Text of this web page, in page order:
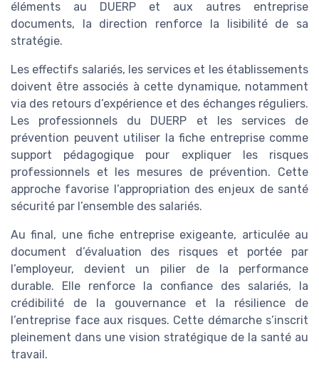
éléments au DUERP et aux autres entreprise
documents, la direction renforce la lisibilité de sa
stratégie.
Les effectifs salariés, les services et les établissements
doivent être associés à cette dynamique, notamment
via des retours d’expérience et des échanges réguliers.
Les professionnels du DUERP et les services de
prévention peuvent utiliser la fiche entreprise comme
support pédagogique pour expliquer les risques
professionnels et les mesures de prévention. Cette
approche favorise l’appropriation des enjeux de santé
sécurité par l’ensemble des salariés.
Au final, une fiche entreprise exigeante, articulée au
document d’évaluation des risques et portée par
l’employeur, devient un pilier de la performance
durable. Elle renforce la confiance des salariés, la
crédibilité de la gouvernance et la résilience de
l’entreprise face aux risques. Cette démarche s’inscrit
pleinement dans une vision stratégique de la santé au
travail.